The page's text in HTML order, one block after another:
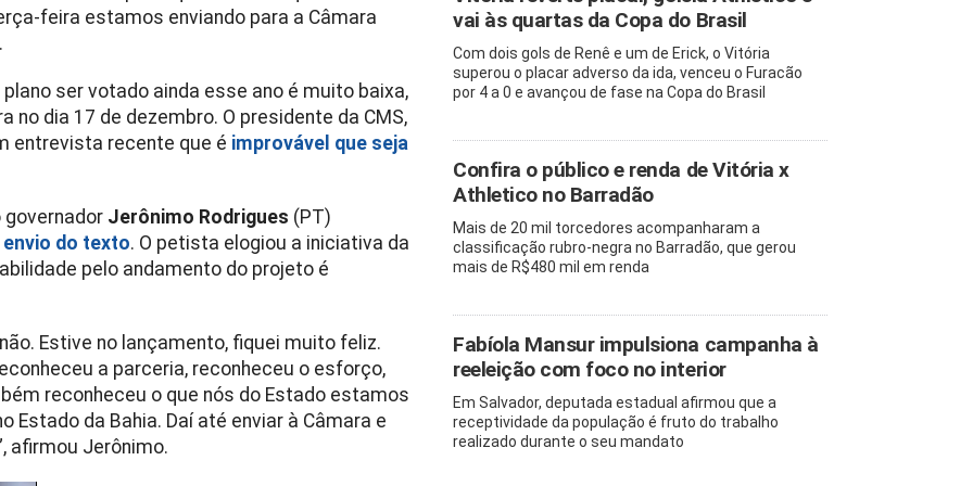
feira estamos enviando para a Câmara
ser votado ainda esse ano é muito baixa,
dia 17 de dezembro. O presidente da CMS,
entrevista recente que é improvável que seja
Jerônimo Rodrigues (PT)
do texto. O petista elogiou a iniciativa da
pelo andamento do projeto é
Estive no lançamento, fiquei muito feliz.
a parceria, reconheceu o esforço,
reconheceu o que nós do Estado estamos
Estado da Bahia. Daí até enviar à Câmara e
afirmou Jerônimo.
vai às quartas da Copa do Brasil
Com dois gols de Renê e um de Erick, o Vitória
superou o placar adverso da ida, venceu o Furacão
por 4 a 0 e avançou de fase na Copa do Brasil
Confira o público e renda de Vitória x
Athletico no Barradão
Mais de 20 mil torcedores acompanharam a
classificação rubro-negra no Barradão, que gerou
mais de R$480 mil em renda
Fabíola Mansur impulsiona campanha à
reeleição com foco no interior
Em Salvador, deputada estadual afirmou que a
receptividade da população é fruto do trabalho
realizado durante o seu mandato